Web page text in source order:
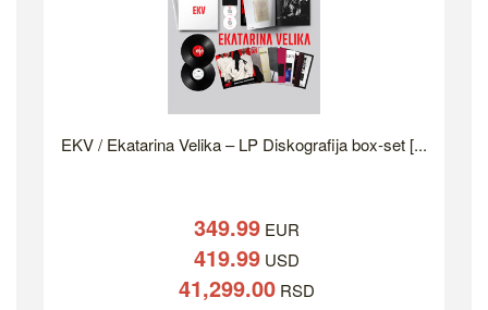
EKV / Ekatarina Velika – LP Diskografija box-set [...
349.99 EUR
419.99 USD
41,299.00 RSD